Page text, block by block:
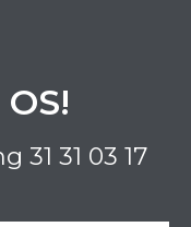
31 31 03 17